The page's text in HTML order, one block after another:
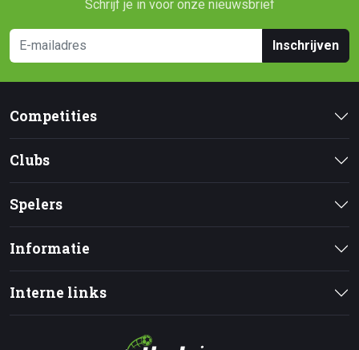
Schrijf je in voor onze nieuwsbrief
Inschrijven
Competities
Clubs
Spelers
Informatie
Interne links